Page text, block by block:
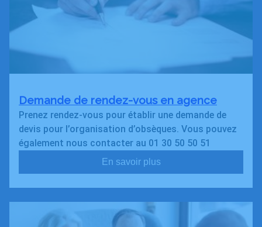
Demande de rendez-vous en agence
Prenez rendez-vous pour établir une demande de
devis pour l’organisation d’obsèques. Vous pouvez
également nous contacter au 01 30 50 50 51
En savoir plus